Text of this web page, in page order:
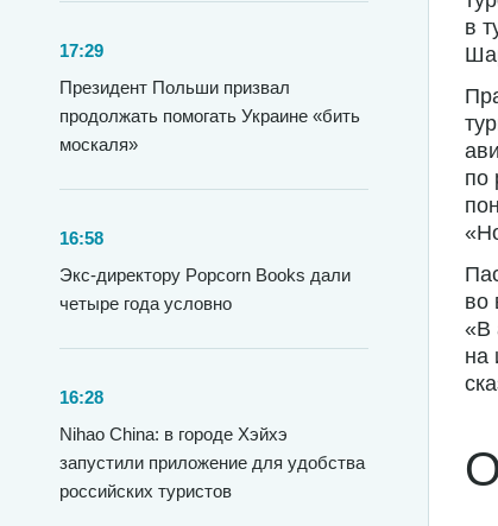
17:29
Президент Польши призвал
продолжать помогать Украине «бить
москаля»
16:58
Экс-директору Popcorn Books дали
четыре года условно
16:28
Nihao China: в городе Хэйхэ
запустили приложение для удобства
российских туристов
в
по
во
«В
на